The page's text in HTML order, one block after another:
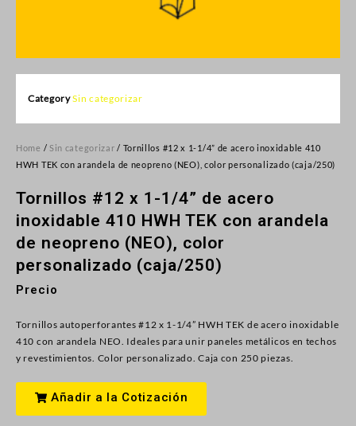
CategorySin categorizar
Home / Sin categorizar / Tornillos #12 x 1-1/4” de acero inoxidable 410
HWH TEK con arandela de neopreno (NEO), color personalizado (caja/250)
Tornillos #12 x 1-1/4” de acero
inoxidable 410 HWH TEK con arandela
de neopreno (NEO), color
personalizado (caja/250)
Precio
Tornillos autoperforantes #12 x 1-1/4” HWH TEK de acero inoxidable
410 con arandela NEO. Ideales para unir paneles metálicos en techos
y revestimientos. Color personalizado. Caja con 250 piezas.
Añadir a la Cotización